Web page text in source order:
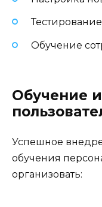
Обучение
Обучение
Успешное
обучения
организовать: